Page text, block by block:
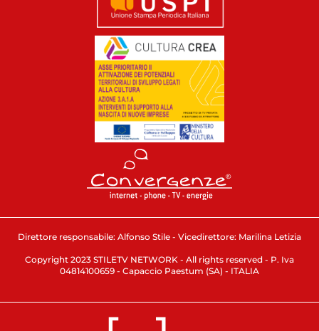
Direttore responsabile: Alfonso Stile - Vicedirettore: Marilina Letizia
Copyright 2023 STILETV NETWORK - All rights reserved - P. Iva
04814100659 - Capaccio Paestum (SA) - ITALIA